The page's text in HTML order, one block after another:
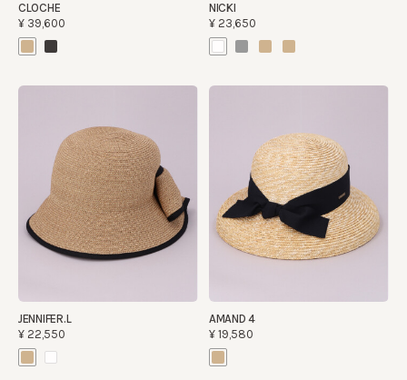
CLOCHE
¥39,600
NICKI
¥23,650
JENNIFER.L
¥22,550
AMAND 4
¥19,580